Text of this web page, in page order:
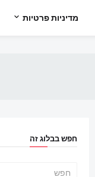
מדיניות פרטיות
חפש בבלוג זה